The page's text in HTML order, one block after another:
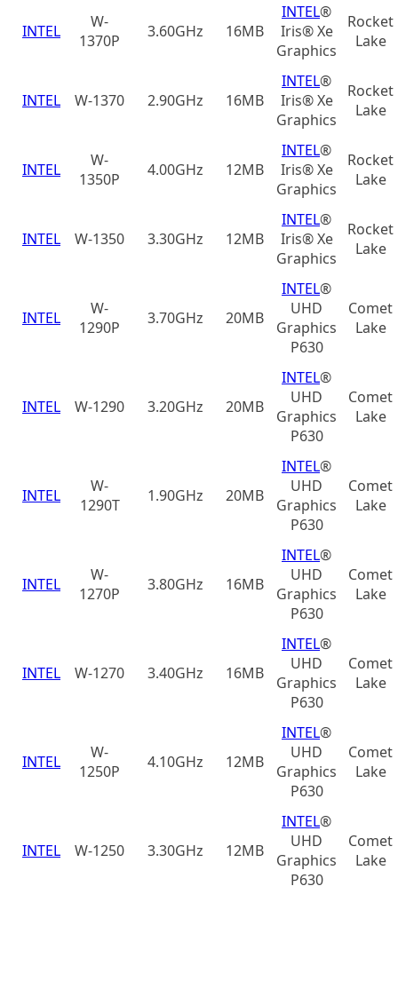
INTEL
W-
1370P
3.60GHz 16MB
INTEL®
Iris® Xe
Graphics
Rocket
Lake
INTEL W-1370 2.90GHz 16MB
INTEL®
Iris® Xe
Graphics
Rocket
Lake
INTEL
W-
1350P
4.00GHz 12MB
INTEL®
Iris® Xe
Graphics
Rocket
Lake
INTEL W-1350 3.30GHz 12MB
INTEL®
Iris® Xe
Graphics
Rocket
Lake
INTEL
W-
1290P
3.70GHz 20MB
INTEL®
UHD
Graphics
P630
Comet
Lake
INTEL W-1290 3.20GHz 20MB
INTEL®
UHD
Graphics
P630
Comet
Lake
INTEL
W-
1290T
1.90GHz 20MB
INTEL®
UHD
Graphics
P630
Comet
Lake
INTEL
W-
1270P
3.80GHz 16MB
INTEL®
UHD
Graphics
P630
Comet
Lake
INTEL W-1270 3.40GHz 16MB
INTEL®
UHD
Graphics
P630
Comet
Lake
INTEL
W-
1250P
4.10GHz 12MB
INTEL®
UHD
Graphics
P630
Comet
Lake
INTEL W-1250 3.30GHz 12MB
INTEL®
UHD
Graphics
P630
Comet
Lake